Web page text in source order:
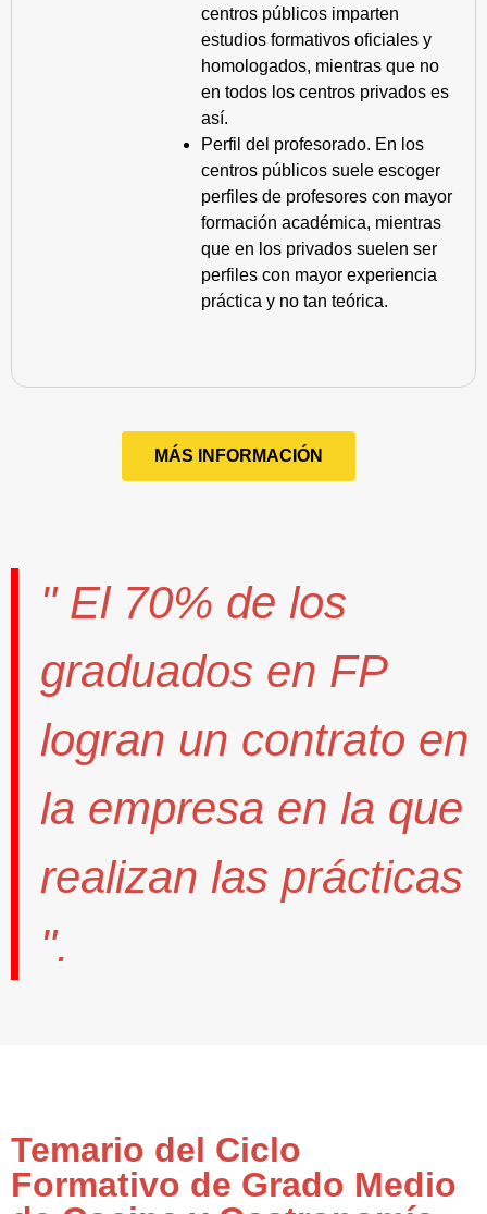
centros públicos imparten
estudios formativos oficiales y
homologados, mientras que no
en todos los centros privados es
así.
Perfil del profesorado. En los
centros públicos suele escoger
perfiles de profesores con mayor
formación académica, mientras
que en los privados suelen ser
perfiles con mayor experiencia
práctica y no tan teórica.
MÁS INFORMACIÓN
" El 70% de los
graduados en FP
logran un contrato en
la empresa en la que
realizan las prácticas
".
Temario del Ciclo
Formativo de Grado Medio